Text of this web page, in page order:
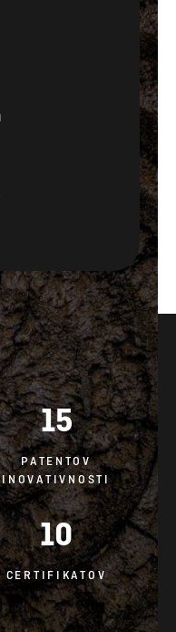
15
PATENTOV
INOVATIVNOSTI
10
CERTIFIKATOV